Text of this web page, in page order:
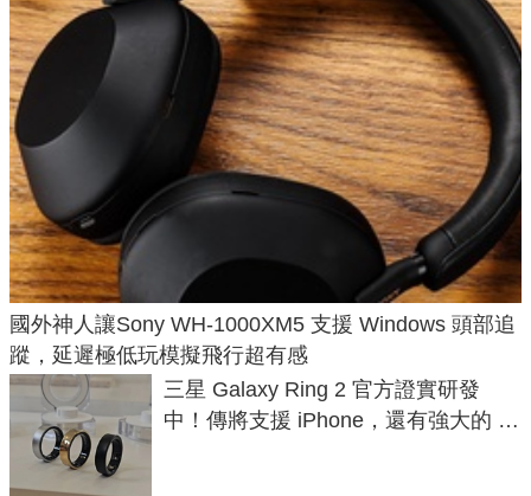
國外神人讓Sony WH-1000XM5 支援 Windows 頭部追
蹤，延遲極低玩模擬飛行超有感
三星 Galaxy Ring 2 官方證實研發
中！傳將支援 iPhone，還有強大的 AI